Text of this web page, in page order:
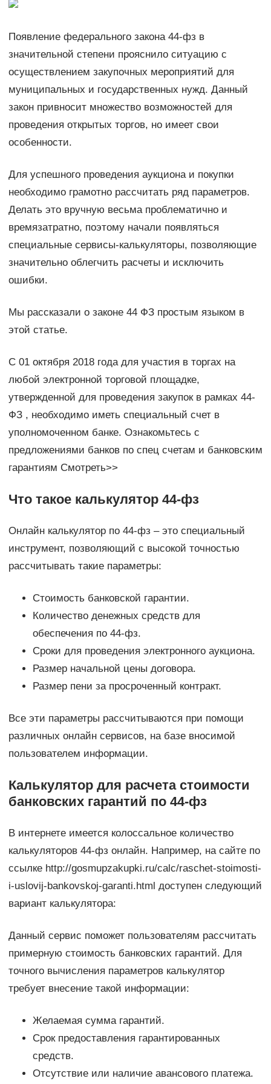
Появление федерального закона 44-фз в
значительной степени прояснило ситуацию с
осуществлением закупочных мероприятий для
муниципальных и государственных нужд. Данный
закон привносит множество возможностей для
проведения открытых торгов, но имеет свои
особенности.
Для успешного проведения аукциона и покупки
необходимо грамотно рассчитать ряд параметров.
Делать это вручную весьма проблематично и
времязатратно, поэтому начали появляться
специальные сервисы-калькуляторы, позволяющие
значительно облегчить расчеты и исключить
ошибки.
Мы рассказали о законе 44 ФЗ простым языком в
этой статье.
С 01 октября 2018 года для участия в торгах на
любой электронной торговой площадке,
утвержденной для проведения закупок в рамках 44-
ФЗ , необходимо иметь специальный счет в
уполномоченном банке. Ознакомьтесь с
предложениями банков по спец счетам и банковским
гарантиям Смотреть>>
Что такое калькулятор 44-фз
Онлайн калькулятор по 44-фз – это специальный
инструмент, позволяющий с высокой точностью
рассчитывать такие параметры:
Стоимость банковской гарантии.
Количество денежных средств для
обеспечения по 44-фз.
Сроки для проведения электронного аукциона.
Размер начальной цены договора.
Размер пени за просроченный контракт.
Все эти параметры рассчитываются при помощи
различных онлайн сервисов, на базе вносимой
пользователем информации.
Калькулятор для расчета стоимости
банковских гарантий по 44-фз
В интернете имеется колоссальное количество
калькуляторов 44-фз онлайн. Например, на сайте по
ссылке http://gosmupzakupki.ru/calc/raschet-stoimosti-
i-uslovij-bankovskoj-garanti.html доступен следующий
вариант калькулятора:
Данный сервис поможет пользователям рассчитать
примерную стоимость банковских гарантий. Для
точного вычисления параметров калькулятор
требует внесение такой информации:
Желаемая сумма гарантий.
Срок предоставления гарантированных
средств.
Отсутствие или наличие авансового платежа.